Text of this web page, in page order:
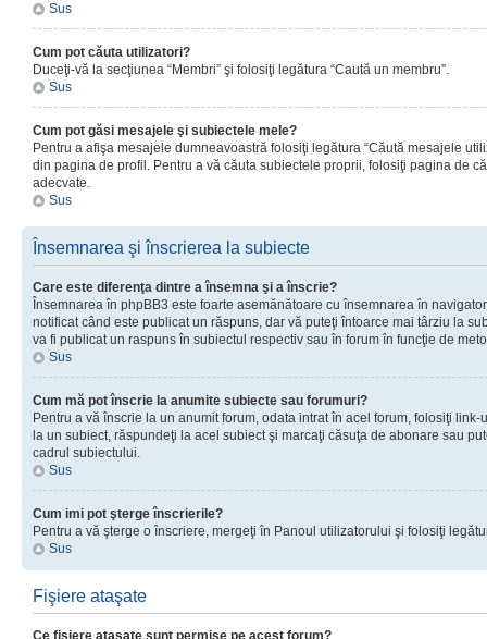
Sus
Cum pot căuta utilizatori?
Duceţi-vă la secţiunea “Membri” şi folosiţi legătura “Caută un membru”.
Sus
Cum pot găsi mesajele şi subiectele mele?
Pentru a afişa mesajele dumneavoastră folosiţi legătura “Căută mesajele
din pagina de profil. Pentru a vă căuta subiectele proprii, folosiţi pagina de
adecvate.
Sus
Însemnarea şi înscrierea la subiecte
Care este diferenţa dintre a însemna şi a înscrie?
Însemnarea în phpBB3 este foarte asemănătoare cu însemnarea în
notificat când este publicat un răspuns, dar vă puteţi întoarce mai târziu la
va fi publicat un raspuns în subiectul respectiv sau în forum în funcţie de
Sus
Cum mă pot înscrie la anumite subiecte sau forumuri?
Pentru a vă înscrie la un anumit forum, odata intrat în acel forum, folosiţi
la un subiect, răspundeţi la acel subiect şi marcaţi căsuţa de abonare sau
cadrul subiectului.
Sus
Cum imi pot şterge înscrierile?
Pentru a vă şterge o înscriere, mergeţi în Panoul utilizatorului şi folosiţi
Sus
Fişiere ataşate
Ce fişiere ataşate sunt permise pe acest forum?